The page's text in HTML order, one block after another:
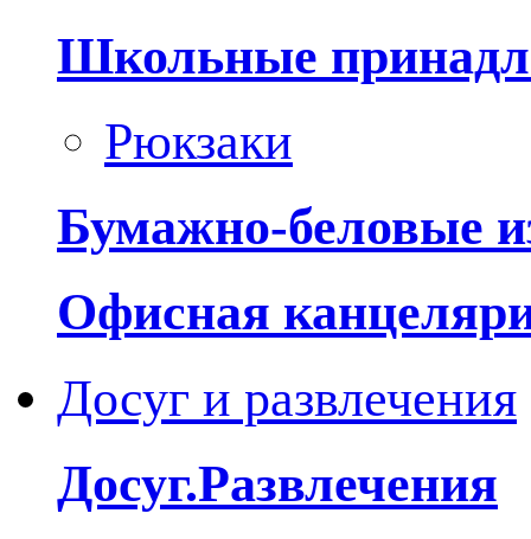
Школьные
Рюкзаки
Бумажно-беловые
Офисная
Досуг и развлечения
Досуг.Развлечения